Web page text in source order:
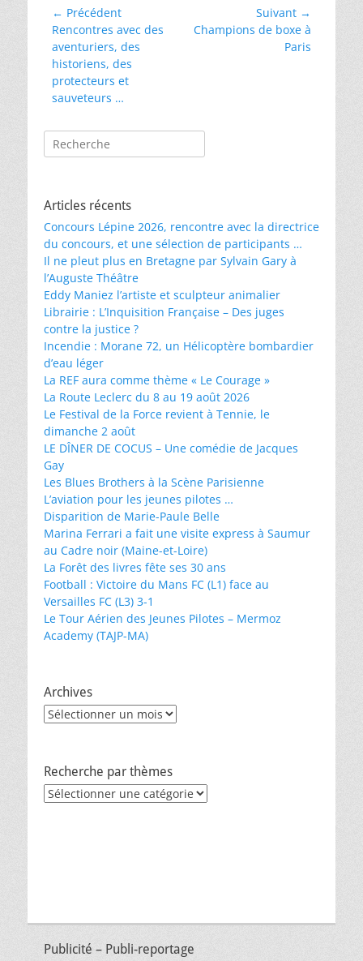
Navigation
de
l’article
← Précédent
Article
précédent :
Rencontres avec des
aventuriers, des
historiens, des
protecteurs et
sauveteurs …
Suivant →
Article
Champions de boxe à
Paris
Rechercher :
Articles récents
Concours Lépine 2026, rencontre avec la directrice
du concours, et une sélection de participants …
Il ne pleut plus en Bretagne par Sylvain Gary à
l’Auguste Théâtre
Eddy Maniez l’artiste et sculpteur animalier
Librairie : L’Inquisition Française – Des juges
contre la justice ?
Incendie : Morane 72, un Hélicoptère bombardier
d’eau léger
La REF aura comme thème « Le Courage »
La Route Leclerc du 8 au 19 août 2026
Le Festival de la Force revient à Tennie, le
dimanche 2 août
LE DÎNER DE COCUS – Une comédie de Jacques
Gay
Les Blues Brothers à la Scène Parisienne
L’aviation pour les jeunes pilotes …
Disparition de Marie-Paule Belle
Marina Ferrari a fait une visite express à Saumur
au Cadre noir (Maine-et-Loire)
La Forêt des livres fête ses 30 ans
Football : Victoire du Mans FC (L1) face au
Versailles FC (L3) 3-1
Le Tour Aérien des Jeunes Pilotes – Mermoz
Academy (TAJP-MA)
Archives
Archives
Recherche par thèmes
Recherche
Publicité – Publi-reportage